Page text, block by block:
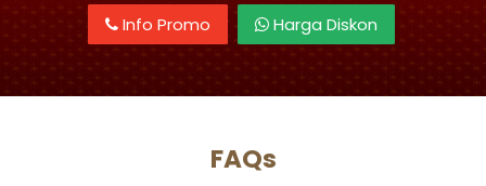
Info Promo Harga Diskon
FAQs